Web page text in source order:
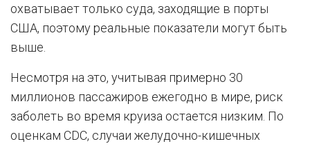
охватывает только суда, заходящие в порты
США, поэтому реальные показатели могут быть
выше.
Несмотря на это, учитывая примерно 30
миллионов пассажиров ежегодно в мире, риск
заболеть во время круиза остается низким. По
оценкам CDC, случаи желудочно-кишечных